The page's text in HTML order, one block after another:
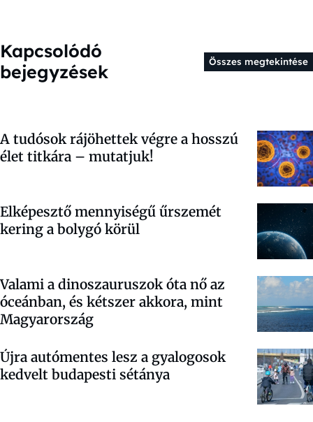
Kapcsolódó
bejegyzések
Összes megtekintése
A tudósok rájöhettek végre a hosszú
élet titkára – mutatjuk!
Elképesztő mennyiségű űrszemét
kering a bolygó körül
Valami a dinoszauruszok óta nő az
óceánban, és kétszer akkora, mint
Magyarország
Újra autómentes lesz a gyalogosok
kedvelt budapesti sétánya